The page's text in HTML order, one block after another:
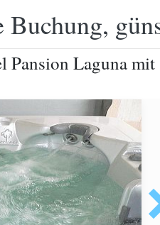
Pansion Laguna mit